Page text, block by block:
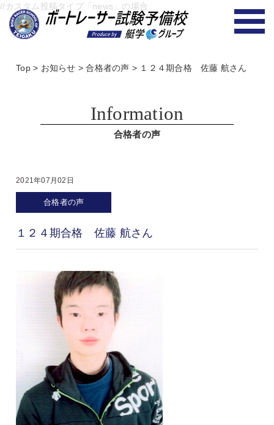
//カスタム投稿タイプ「news」の場合
Top> お知らせ >合格者の声 > １２４期合格 佐藤 航さん
Information
合格者の声
2021年07月02日
合格者の声
１２４期合格 佐藤 航さん